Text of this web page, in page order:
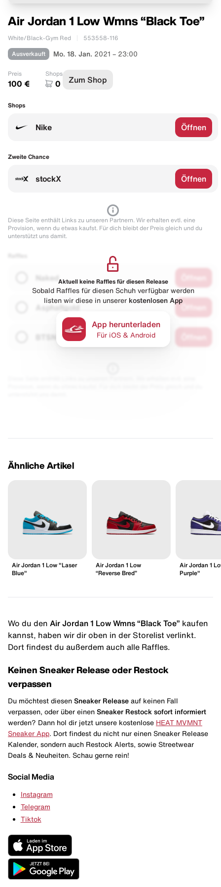
Air Jordan 1 Low Wmns “Black Toe”
White/Black-Gym Red 553558-116
Ausverkauft Mo. 18. Jan. 2021 – 23:00
Preis
100 €
Shops
0 Zum Shop
Shops
Nike Öffnen
Zweite Chance
stockX Öffnen
Diese Seite enthält Links zu unseren Partnern. Wir erhalten evtl. eine
Provision, wenn du etwas kaufst. Für dich bleibt der Preis gleich und du
unterstützt uns damit.
Naked
Asphaltgold
Aktuell keine Raffles für diesen Release
Sobald Raffles für diesen Schuh verfügbar werden
listen wir diese in unserer kostenlosen App
App herunterladen
Für iOS & Android
Ähnliche Artikel
Air Jordan 1 Low "Laser
Blue"
Air Jordan 1 Low
“Reverse Bred”
Air Jordan 1
Purple"
Wo du den Air Jordan 1 Low Wmns “Black Toe” kaufen
kannst, haben wir dir oben in der Storelist verlinkt.
Dort findest du außerdem auch alle Raffles.
Keinen Sneaker Release oder Restock
verpassen
Du möchtest diesen Sneaker Release auf keinen Fall
verpassen, oder über einen Sneaker Restock sofort informiert
werden? Dann hol dir jetzt unsere kostenlose HEAT MVMNT
Sneaker App. Dort findest du nicht nur einen Sneaker Release
Kalender, sondern auch Restock Alerts, sowie Streetwear
Deals & Neuheiten. Schau gerne rein!
Social Media
Instagram
Telegram
Tiktok